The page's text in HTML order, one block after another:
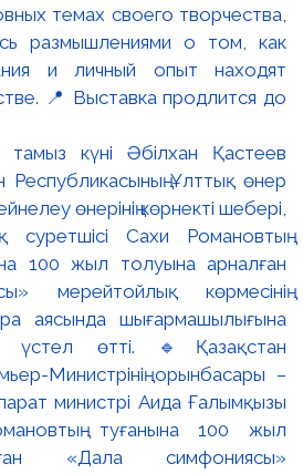
темах своего творчества,
размышлениями о том, как
и личный опыт находят
📍 Выставка продлится до